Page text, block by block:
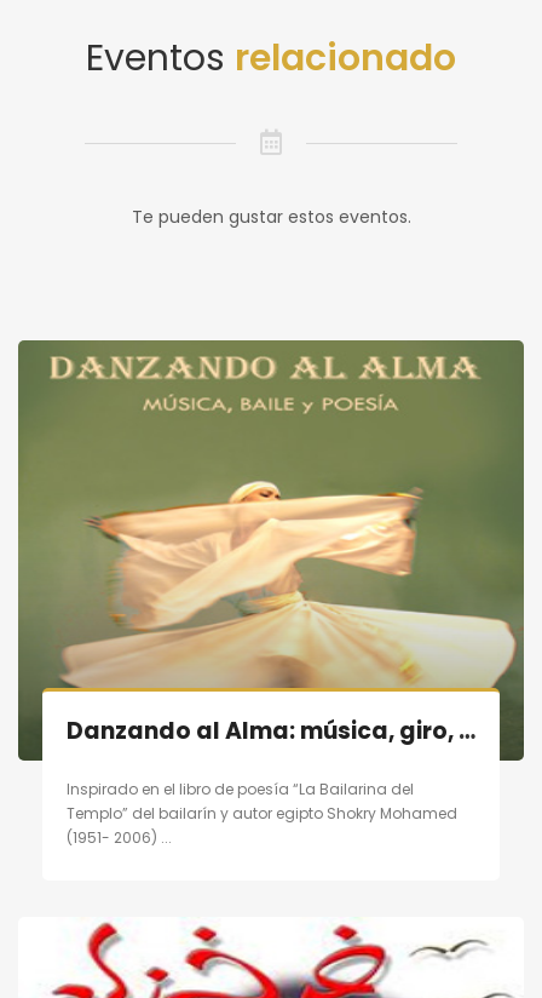
Eventos relacionado
Te pueden gustar estos eventos.
Danzando al Alma: música, giro, poesía en Madrid el 19/11/11
Inspirado en el libro de poesía “La Bailarina del
Templo” del bailarín y autor egipto Shokry Mohamed
(1951- 2006) ...